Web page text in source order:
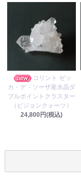
コリント ゼッ
カ・デ・ソーザ産水晶ダ
ブルポイントクラスター
（ビジョンクォーツ）
24,800円(税込)